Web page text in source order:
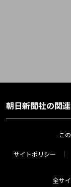
朝日新聞社の関
こ
サイトポリシー
全サ